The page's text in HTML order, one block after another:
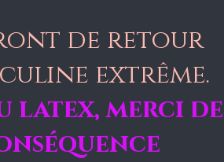
de retour
extrême.
latex, merci de